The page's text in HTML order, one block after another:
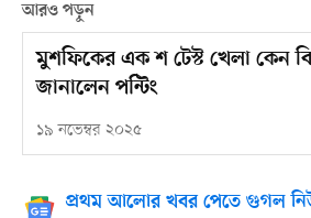
আরও পড়ুন
মুশফিকের এক শ টেস্ট খেলা কেন
জানালেন পন্টিং
১৯ নভেম্বর ২০২৫
প্রথম আলোর খবর পেতে গুগল